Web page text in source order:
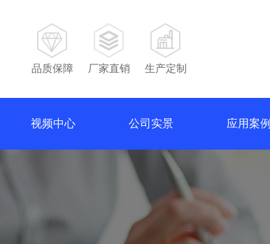
品质保障 厂家直销 生产定制
视频中心 公司实景 应用案例